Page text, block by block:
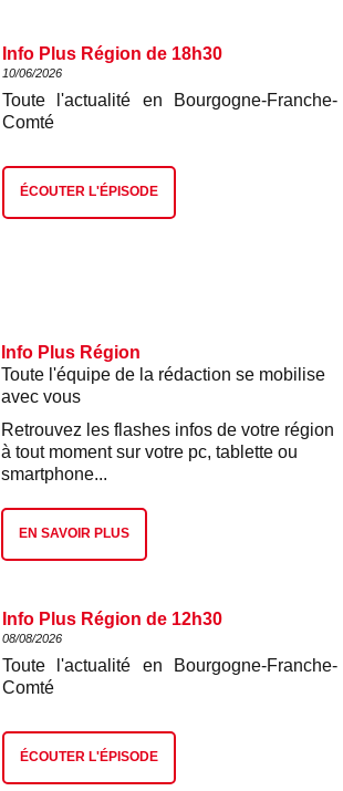
Info Plus Région de 18h30
10/06/2026
Toute l'actualité en Bourgogne-Franche-
Comté
ÉCOUTER L'ÉPISODE
Info Plus Région
Toute l'équipe de la rédaction se mobilise
avec vous
Retrouvez les flashes infos de votre région
à tout moment sur votre pc, tablette ou
smartphone...
EN SAVOIR PLUS
Info Plus Région de 12h30
08/08/2026
Toute l'actualité en Bourgogne-Franche-
Comté
ÉCOUTER L'ÉPISODE